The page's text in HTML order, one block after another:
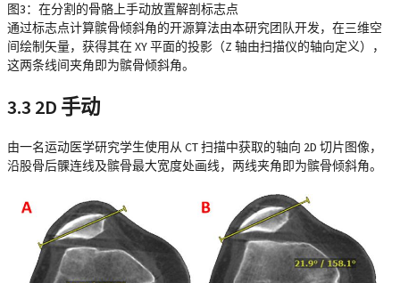
图3：在分割的骨骼上手动放置解剖标志点
通过标志点计算髌骨倾斜角的开源算法由本研究团队开发，在三维空
间绘制矢量，获得其在 XY 平面的投影（Z 轴由扫描仪的轴向定义），
这两条线间夹角即为髌骨倾斜角。
3.3 2D 手动
由一名运动医学研究学生使用从 CT 扫描中获取的轴向 2D 切片图像，
沿股骨后髁连线及髌骨最大宽度处画线，两线夹角即为髌骨倾斜角。